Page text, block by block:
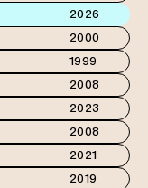
2026
2000
1999
2008
2023
2008
2021
2019